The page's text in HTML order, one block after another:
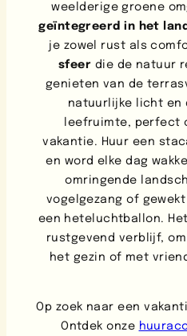
weelderige groene
geïntegreerd in het
je zowel rust als
sfeer die de natuur
genieten van de
natuurlijke licht en
leefruimte, perfect
vakantie. Huur een
en word elke dag
omringende
vogelgezang of
een heteluchtballon.
rustgevend verblijf,
het gezin of met
Op zoek naar een
Ontdek onze